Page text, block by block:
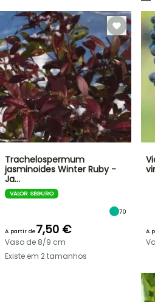
Trachelospermum
jasminoides Winter Ruby -
Ja…
VALOR SEGURO
70
A partir de7,50 €
Vaso de 8/9 cm
Existe em 2 tamanhos
A